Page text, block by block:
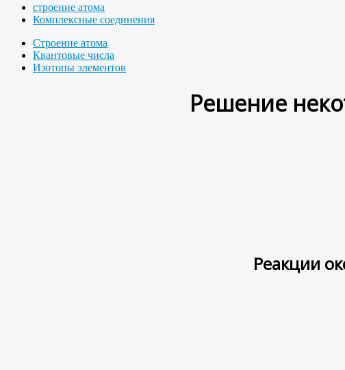
строение атома
Комплексные соединения
Строение атома
Квантовые числа
Изотопы элементов
Решение
Реакции